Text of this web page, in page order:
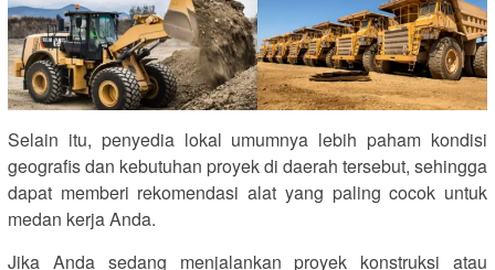
Selain itu, penyedia lokal umumnya lebih paham kondisi
geografis dan kebutuhan proyek di daerah tersebut, sehingga
dapat memberi rekomendasi alat yang paling cocok untuk
medan kerja Anda.
Jika Anda sedang menjalankan proyek konstruksi atau